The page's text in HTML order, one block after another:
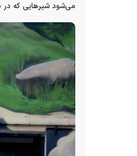
می‌شود شیر‌هایی که در